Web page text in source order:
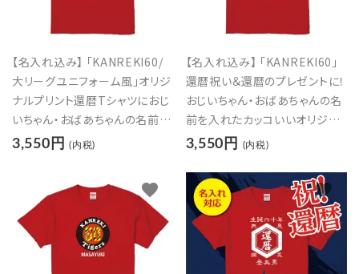
【名入れ込み】 「KANREKI60/
大リーグユニフォーム風」オリジ
ナルプリント還暦Tシャツにおじ
いちゃん・おばあちゃんの名前を
入れたカッコイイTシャツの贈り
3,550円 (内税)
【名入れ込み】 「KANREKI60」
還暦祝い＆還暦のプレゼントに！
おじいちゃん・おばあちゃんの名
前を入れたカッコいいオリジナ
ルプリントTシャツの贈り物
3,550円 (内税)
favorite favorite